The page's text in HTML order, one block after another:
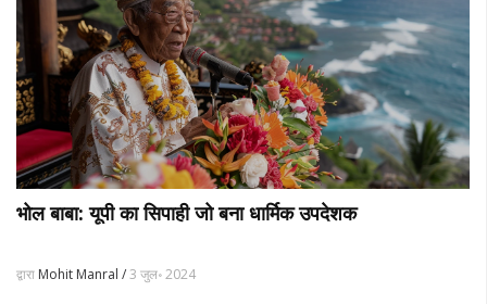
भोल बाबा: यूपी का सिपाही जो बना धार्मिक उपदेशक
द्वारा Mohit Manral /3 जुल॰ 2024